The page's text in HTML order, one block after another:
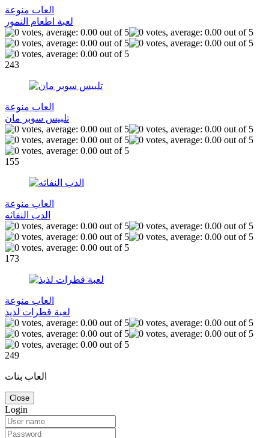
العاب منوعة
لعبة اطعام النمور
243
العاب منوعة
تلبيس سوبر مان
155
العاب منوعة
الدب النفاثه
173
العاب منوعة
لعبة قطرات لذيذ
249
العاب بنات
Close
Login